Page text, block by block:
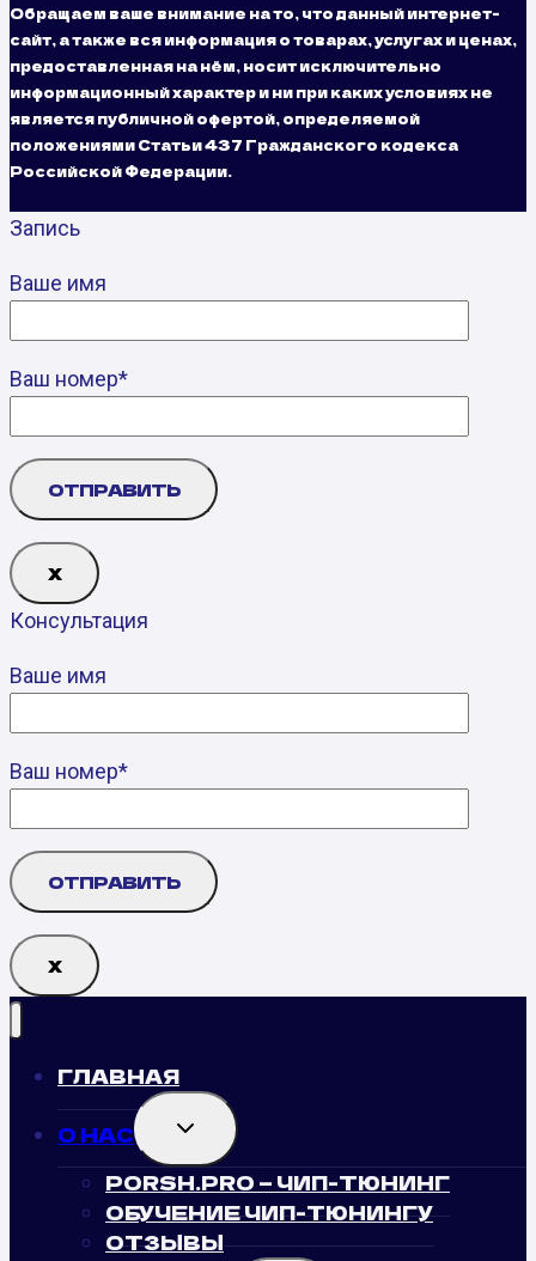
Обращаем ваше внимание на то, что данный интернет-
сайт, а также вся информация о товарах, услугах и ценах,
предоставленная на нём, носит исключительно
информационный характер и ни при каких условиях не
является публичной офертой, определяемой
положениями Статьи 437 Гражданского кодекса
Российской Федерации.
Запись
Ваше имя
Ваш номер*
Х
Консультация
Ваше имя
Ваш номер*
Х
ГЛАВНАЯ
О НАС TOGGLE
CHILD
MENU
PORSH.PRO — ЧИП-ТЮНИНГ
ОБУЧЕНИЕ ЧИП-ТЮНИНГУ
ОТЗЫВЫ